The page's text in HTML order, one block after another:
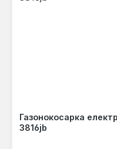
Газонокосарка
3816jb